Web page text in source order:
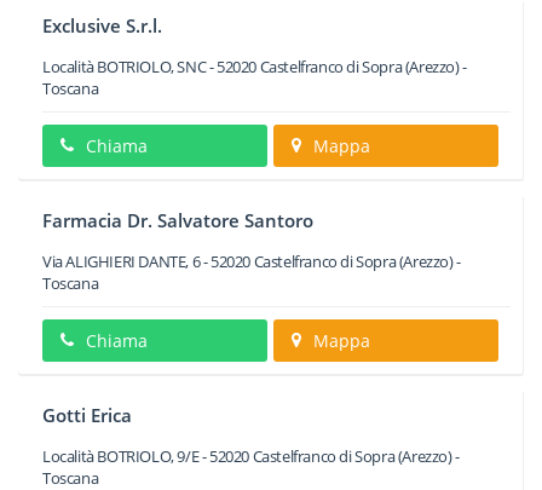
Exclusive S.r.l.
Località BOTRIOLO, SNC-52020Castelfranco di Sopra(Arezzo) -
Toscana
Chiama Mappa
Farmacia Dr. Salvatore Santoro
Via ALIGHIERI DANTE, 6-52020Castelfranco di Sopra(Arezzo) -
Toscana
Chiama Mappa
Gotti Erica
Località BOTRIOLO, 9/E-52020Castelfranco di Sopra(Arezzo) -
Toscana